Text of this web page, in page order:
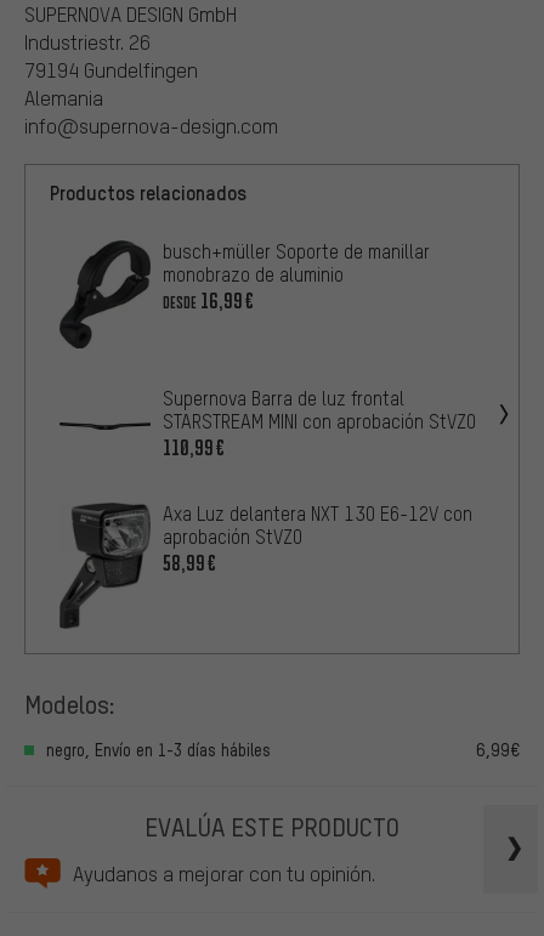
SUPERNOVA DESIGN GmbH
Industriestr. 26
79194 Gundelfingen
Alemania
info@supernova-design.com
Productos relacionados
busch+müller Soporte de manillar
monobrazo de aluminio
DESDE 16,99€
Supernova Barra de luz frontal
STARSTREAM MINI con aprobación StVZO
110,99€
Axa Luz delantera NXT 130 E6-12V con
aprobación StVZO
58,99€
Modelos:
negro, Envío en 1-3 días hábiles 6,99€
EVALÚA ESTE PRODUCTO
Ayudanos a mejorar con tu opinión.